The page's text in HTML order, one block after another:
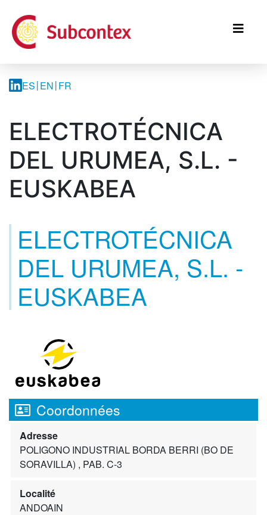
contenu
principal
ES EN FR
ELECTROTÉCNICA
DEL URUMEA, S.L. -
EUSKABEA
ELECTROTÉCNICA
DEL URUMEA, S.L. -
EUSKABEA
Coordonnées
Adresse
POLIGONO INDUSTRIAL BORDA BERRI (BO DE
SORAVILLA) , PAB. C-3
Localité
ANDOAIN